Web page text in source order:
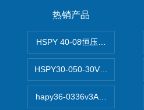
热销产品
HSPY 40-08恒压恒流恒功率
HSPY30-050-30V/-05A可调
hapy36-0336v3A高精度小型